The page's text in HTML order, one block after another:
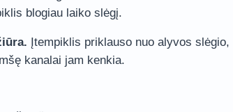
blogiau laiko slėgį.
Įtempiklis priklauso nuo alyvos slėgio,
kanalai jam kenkia.